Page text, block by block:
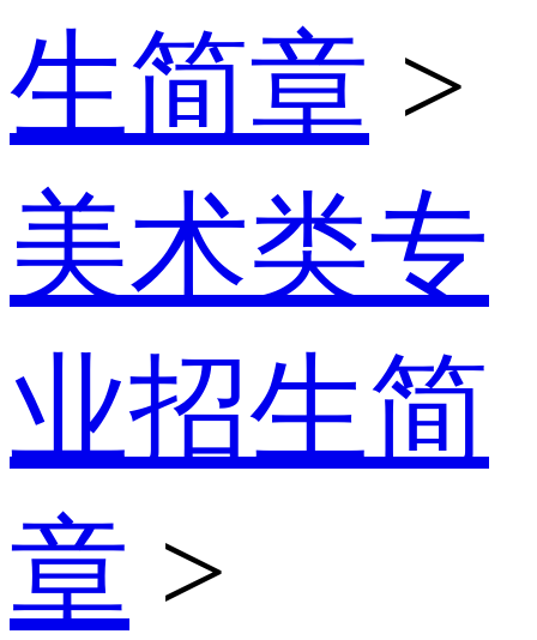
生简章 >
美术类专
业招生简
章 >